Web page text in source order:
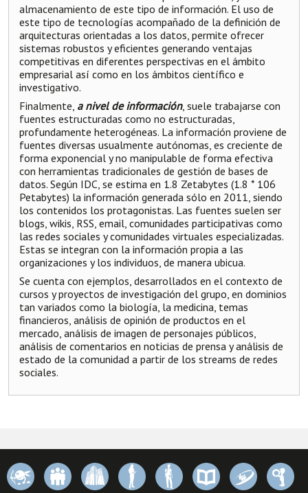
almacenamiento de este tipo de información. El uso de
este tipo de tecnologías acompañado de la definición de
arquitecturas orientadas a los datos, permite ofrecer
sistemas robustos y eficientes generando ventajas
competitivas en diferentes perspectivas en el ámbito
empresarial así como en los ámbitos científico e
investigativo.
Finalmente, a nivel de información, suele trabajarse con
fuentes estructuradas como no estructuradas,
profundamente heterogéneas. La información proviene de
fuentes diversas usualmente autónomas, es creciente de
forma exponencial y no manipulable de forma efectiva
con herramientas tradicionales de gestión de bases de
datos. Según IDC, se estima en 1.8 Zetabytes (1.8 * 106
Petabytes) la información generada sólo en 2011, siendo
los contenidos los protagonistas. Las fuentes suelen ser
blogs, wikis, RSS, email, comunidades participativas como
las redes sociales y comunidades virtuales especializadas.
Estas se integran con la información propia a las
organizaciones y los individuos, de manera ubicua.
Se cuenta con ejemplos, desarrollados en el contexto de
cursos y proyectos de investigación del grupo, en dominios
tan variados como la biología, la medicina, temas
financieros, análisis de opinión de productos en el
mercado, análisis de imagen de personajes públicos,
análisis de comentarios en noticias de prensa y análisis de
estado de la comunidad a partir de los streams de redes
sociales.